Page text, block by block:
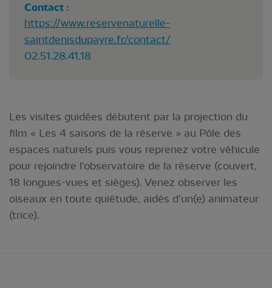
Contact :
https://www.reservenaturelle-
saintdenisdupayre.fr/contact/
02.51.28.41.18
Les visites guidées débutent par la projection du
film « Les 4 saisons de la réserve » au Pôle des
espaces naturels puis vous reprenez votre véhicule
pour rejoindre l'observatoire de la réserve (couvert,
18 longues-vues et sièges). Venez observer les
oiseaux en toute quiétude, aidés d’un(e) animateur
(trice).